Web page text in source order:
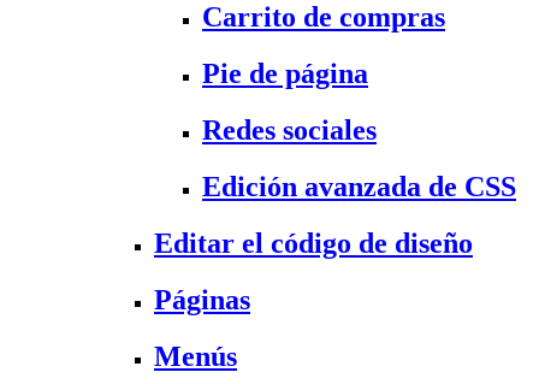
Carrito de compras
Pie de página
Redes sociales
Edición avanzada de CSS
Editar el código de diseño
Páginas
Menús